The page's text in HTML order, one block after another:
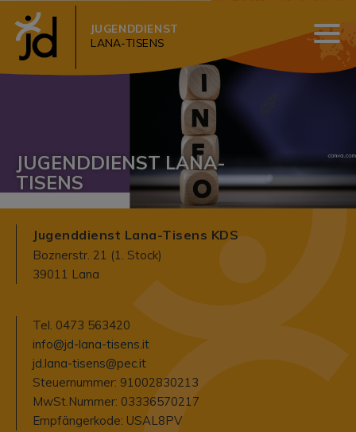
JUGENDDIENST
LANA-TISENS
JUGENDDIENST LANA-
TISENS
Jugenddienst Lana-Tisens KDS
Boznerstr. 21 (1. Stock)
39011 Lana
Tel. 0473 563420
info@jd-lana-tisens.it
jd.lana-tisens@pec.it
Steuernummer: 91002830213
MwSt.Nummer: 03336570217
Empfängerkode: USAL8PV